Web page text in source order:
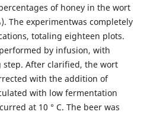
of honey in the wort
The experimentwas completely
totaling eighteen plots.
by infusion, with
After clarified, the wort
with the addition of
with low fermentation
at 10 ° C. The beer was